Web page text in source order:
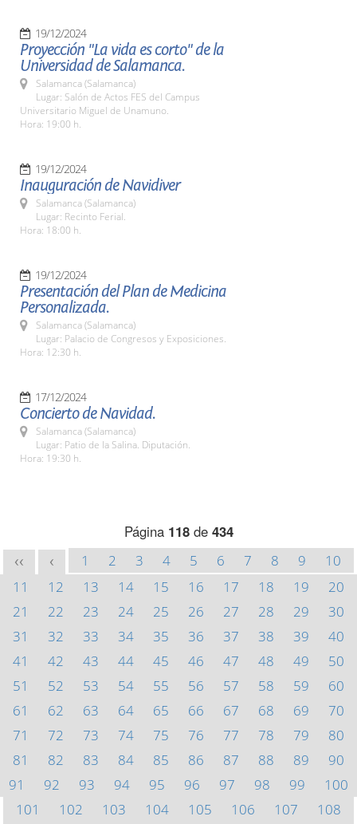
19/12/2024
Proyección "La vida es corto" de la
Universidad de Salamanca.
Salamanca (Salamanca)
Lugar: Salón de Actos FES del Campus
Universitario Miguel de Unamuno.
Hora: 19:00 h.
19/12/2024
Inauguración de Navidiver
Salamanca (Salamanca)
Lugar: Recinto Ferial.
Hora: 18:00 h.
19/12/2024
Presentación del Plan de Medicina
Personalizada.
Salamanca (Salamanca)
Lugar: Palacio de Congresos y Exposiciones.
Hora: 12:30 h.
17/12/2024
Concierto de Navidad.
Salamanca (Salamanca)
Lugar: Patio de la Salina. Diputación.
Hora: 19:30 h.
Página 118de 434
<< < 1 2 3 4 5 6 7 8 9
10
11
12 13 14 15 16 17 18 19
20
21
22 23 24 25 26 27 28 29
30
31
32 33 34 35 36 37 38 39
40
41
42 43 44 45 46 47 48 49
50
51
52 53 54 55 56 57 58 59
60
61
62 63 64 65 66 67 68 69
70
71
72 73 74 75 76 77 78 79
80
81
82 83 84 85 86 87 88 89
90
91
92 93 94 95 96 97 98 99
100
101
102 103 104 105 106 107
108